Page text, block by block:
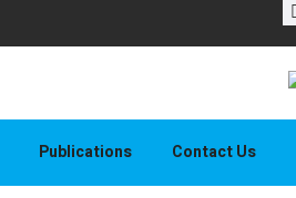
Publications Contact Us